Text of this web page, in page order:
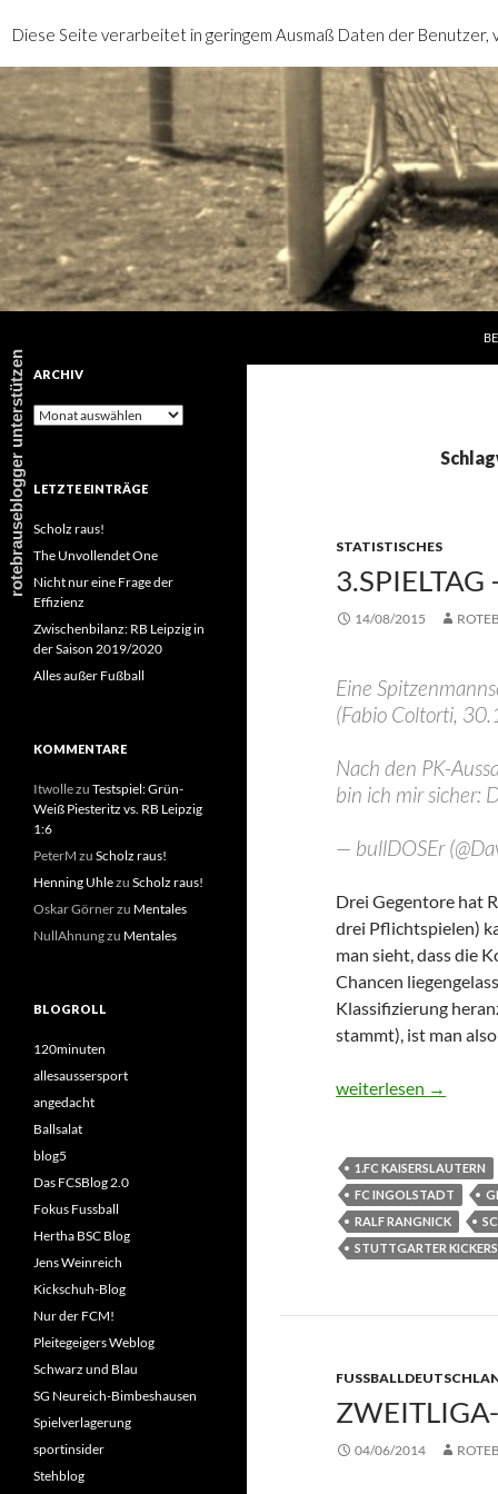
STATISTISCHES
14/08/2015
Eine
(Fabio Coltorti,
Nach den PK-
bin ich mir sicher:
— bullDOSEr
Drei Gegentore hat
drei Pflichtspielen)
man sieht, dass die
Chancen
Klassifizierung
stammt), ist man
3.Spieltag –
weiterlesen →
1.FC KAISERSLAUTERN
FC INGOLSTADT
RALF RANGNICK
STUTTGARTER KICKERS
04/06/2014
ARCHIV
Archiv
LETZTE EINTRÄGE
Scholz raus!
The Unvollendet One
Nicht nur eine Frage der
Effizienz
Zwischenbilanz: RB Leipzig in
der Saison 2019/2020
Alles außer Fußball
KOMMENTARE
Itwollezu Testspiel: Grün-
Weiß Piesteritz vs. RB Leipzig
1:6
PeterM zu Scholz raus!
Henning Uhlezu Scholz raus!
Oskar Görnerzu Mentales
NullAhnungzu Mentales
BLOGROLL
120minuten
allesaussersport
angedacht
Ballsalat
blog5
Das FCSBlog 2.0
Fokus Fussball
Hertha BSC Blog
Jens Weinreich
Kickschuh-Blog
Nur der FCM!
Pleitegeigers Weblog
Schwarz und Blau
SG Neureich-Bimbeshausen
Spielverlagerung
sportinsider
Stehblog
Diese Seite verarbeitet in geringem Ausmaß Daten der
rotebrauseblogger unterstützen